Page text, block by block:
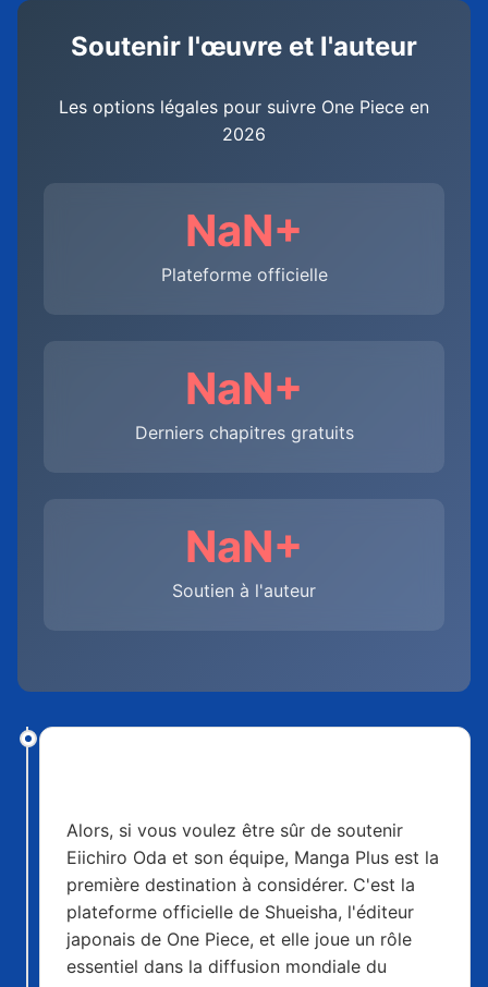
Soutenir l'œuvre et l'auteur
Les options légales pour suivre One Piece en
2026
NaN+
Plateforme officielle
NaN+
Derniers chapitres gratuits
NaN+
Soutien à l'auteur
Alors, si vous voulez être sûr de soutenir
Eiichiro Oda et son équipe, Manga Plus est la
première destination à considérer. C'est la
plateforme officielle de Shueisha, l'éditeur
japonais de One Piece, et elle joue un rôle
essentiel dans la diffusion mondiale du